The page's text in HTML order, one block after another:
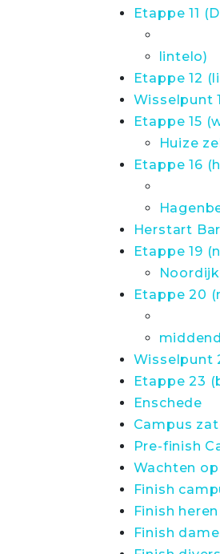
Etappe 11
lintelo)
Etappe 12
Wisselpunt
Etappe 15
Huize
Etappe 16
Herstart
Etappe 19
Etappe 20
Wisselpunt
Etappe 23
Enschede
Campus
Pre-finish
Wachten
Finish
Finish heren
Finish